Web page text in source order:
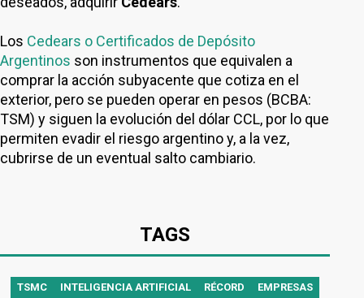
Los Cedears o Certificados de Depósito
Argentinos son instrumentos que equivalen a
comprar la acción subyacente que cotiza en el
exterior, pero se pueden operar en pesos (BCBA:
TSM) y siguen la evolución del dólar CCL, por lo que
permiten evadir el riesgo argentino y, a la vez,
cubrirse de un eventual salto cambiario.
TAGS
TSMC INTELIGENCIA ARTIFICIAL RÉCORD
EMPRESAS